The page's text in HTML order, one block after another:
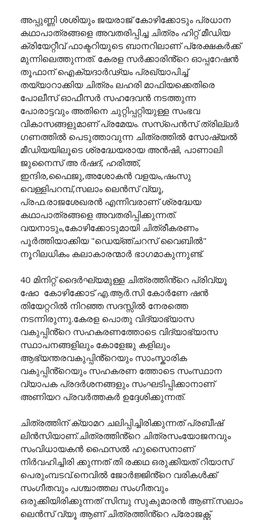
അപ്പുണ്ണി ശശിയും ജയരാജ് കോഴിക്കോടും പ്രധാന
കഥാപാത്രങ്ങളെ അവതരിപ്പിച്ച ചിത്രം ഹിറ്റ് മീഡിയ
ക്രിയേറ്റീവ് ഫാക്ടറിയുടെ ബാനറിലാണ് പ്രേക്ഷകർക്ക്
മുന്നിലെത്തുന്നത്. കേരള സർക്കാരിൻ്റെ ഓപ്പറേഷൻ
തൂഫാന് ഐക്യദാർഢ്യം പ്രഖ്യാപിച്ച്
തയ്യാറാക്കിയ ചിത്രം ലഹരി മാഫിയക്കെതിരെ
പോലീസ് ഓഫീസർ സഹദേവൻ നടത്തുന്ന
പോരാട്ടവും അതിനെ ചുറ്റിപ്പറ്റിയുള്ള സംഭവ
വികാസങ്ങളുമാണ് പ്രമേയം. സസ്പെൻസ് ത്രില്ലർ
ഗണത്തിൽ പെടുത്താവുന്ന ചിത്രത്തിൽ സോഷ്യൽ
മീഡിയയിലൂടെ ശ്രദ്ധേയരായ അൻഷി, പാണാലി
ജുനൈസ് അ ർഷദ്, ഹരിത്ത്,
ഇന്ദിര,ഫൈജു,അശോകൻ വളയം,ഷംസു
വെള്ളിപറമ്പ്,സലാം ലെൻസ് വ്യൂ,
പ്രഫ.രാജശേഖരൻ എന്നിവരാണ് ശ്രദ്ധേയ
കഥാപാത്രങ്ങളെ അവതരിപ്പിക്കുന്നത്.
വയനാടും,കോഴിക്കോടുമായി ചിത്രീകരണം
പൂർത്തിയാക്കിയ "ഡെയ്ഞ്ചറസ് വൈബിൽ"
നൂറിലധികം കലാകാരന്മാർ ഭാഗമാകുന്നുണ്ട്.
40 മിനിറ്റ് ദൈർഘ്യമുള്ള ചിത്രത്തിൻ്റെ പ്രിവ്യൂ
ഷോ കോഴിക്കോട് എ.ആർ.സി കോർണേ ഷൻ
തിയേറ്ററിൽ നിറഞ്ഞ സദസ്സിൽ നേരത്തെ
നടന്നിരുന്നു.കേരള പൊതു വിദ്യാഭ്യാസ
വകുപ്പിൻ്റെ സഹകരണത്തോടെ വിദ്യാഭ്യാസ
സ്ഥാപനങ്ങളിലും കോളേജു കളിലും
ആഭ്യന്തരവകുപ്പിൻ്റെയും സാംസ്കാരിക
വകുപ്പിൻ്റെയും സഹകരണ ത്തോടെ സംസ്ഥാന
വ്യാപക പ്രദർശനങ്ങളും സംഘടിപ്പിക്കാനാണ്
അണിയറ പ്രവർത്തകർ ഉദ്ദേശിക്കുന്നത്.
ചിത്രത്തിന് ക്യാമറ ചലിപ്പിച്ചിരിക്കുന്നത് പ്രബീഷ്
ലിൻസിയാണ്.ചിത്രത്തിൻ്റെ ചിത്രസംയോജനവും
സംവിധായകൻ ഫൈസൽ ഹുസൈനാണ്
നിർവഹിച്ചിരി ക്കുന്നത് തി രക്കഥ ഒരുക്കിയത് റിയാസ്
പെരുംമ്പടവ്.നെവിൽ ജോർജ്ജിൻ്റെ വരികൾക്ക്
സംഗീതവും പശ്ചാത്തല സംഗീതവും
ഒരുക്കിയിരിക്കുന്നത് സിമ്പു സുകുമാരൻ ആണ്.സലാം
ലെൻസ് വ്യൂ ആണ് ചിത്രത്തിൻ്റെ പ്രോജക്റ്റ്